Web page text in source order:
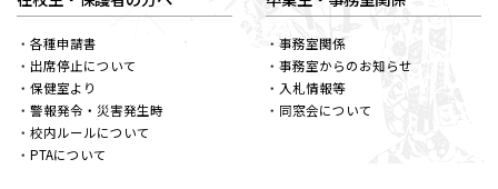
各種申請書
出席停止について
保健室より
警報発令・災害発生時
校内ルールについて
PTAについて
事務室関係
事務室からのお知らせ
入札情報等
同窓会について